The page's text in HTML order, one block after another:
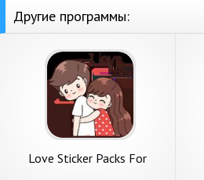
Другие программы:
Love Sticker Packs For